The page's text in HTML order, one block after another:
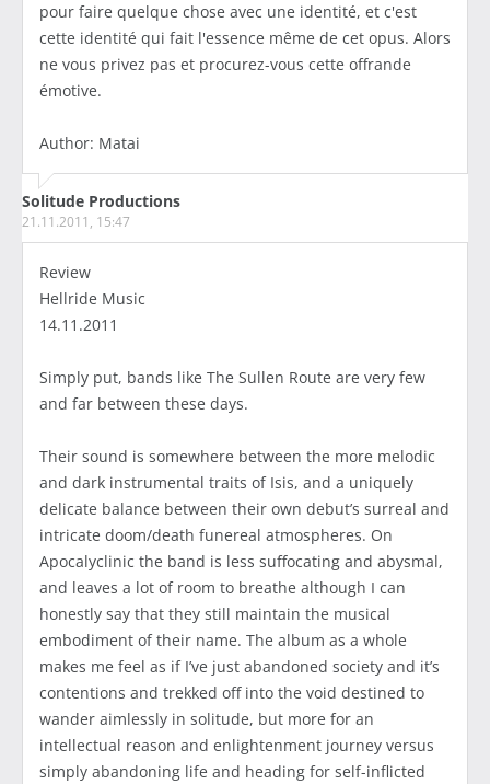
pour faire quelque chose avec une identité, et c'est
cette identité qui fait l'essence même de cet opus. Alors
ne vous privez pas et procurez-vous cette offrande
émotive.
Author: Matai
Solitude Productions
21.11.2011, 15:47
Review
Hellride Music
14.11.2011
Simply put, bands like The Sullen Route are very few
and far between these days.
Their sound is somewhere between the more melodic
and dark instrumental traits of Isis, and a uniquely
delicate balance between their own debut’s surreal and
intricate doom/death funereal atmospheres. On
Apocalyclinic the band is less suffocating and abysmal,
and leaves a lot of room to breathe although I can
honestly say that they still maintain the musical
embodiment of their name. The album as a whole
makes me feel as if I’ve just abandoned society and it’s
contentions and trekked off into the void destined to
wander aimlessly in solitude, but more for an
intellectual reason and enlightenment journey versus
simply abandoning life and heading for self-inflicted